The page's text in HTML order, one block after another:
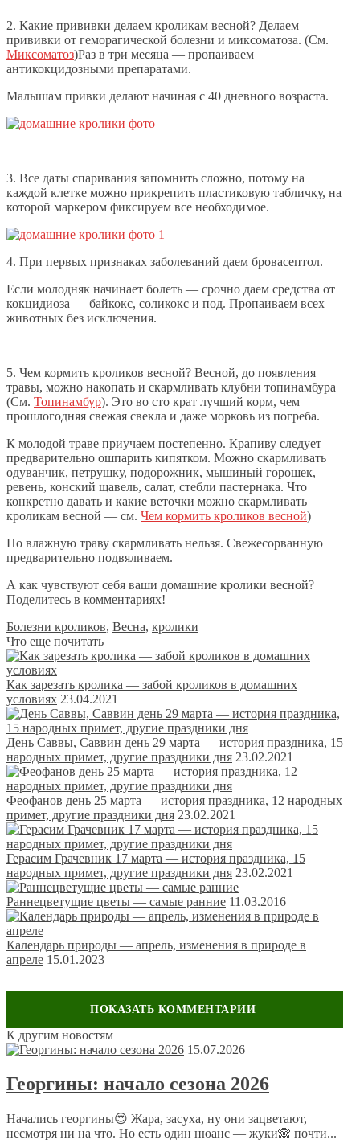
2. Какие прививки делаем кроликам весной? Делаем
прививки от геморагической болезни и миксоматоза. (См.
Миксоматоз)Раз в три месяца — пропаиваем
антикокцидозными препаратами.
Малышам привки делают начиная с 40 дневного возраста.
3. Все даты спаривания запомнить сложно, потому на
каждой клетке можно прикрепить пластиковую табличку, на
которой маркером фиксируем все необходимое.
4. При первых признаках заболеваний даем бровасептол.
Если молодняк начинает болеть — срочно даем средства от
кокцидиоза — байкокс, соликокс и под. Пропаиваем всех
животных без исключения.
5. Чем кормить кроликов весной? Весной, до появления
травы, можно накопать и скармливать клубни топинамбура
(См. Топинамбур). Это во сто крат лучший корм, чем
прошлогодняя свежая свекла и даже морковь из погреба.
К молодой траве приучаем постепенно. Крапиву следует
предварительно ошпарить кипятком. Можно скармливать
одуванчик, петрушку, подорожник, мышиный горошек,
ревень, конский щавель, салат, стебли пастернака. Что
конкретно давать и какие веточки можно скармливать
кроликам весной — см. Чем кормить кроликов весной)
Но влажную траву скармливать нельзя. Свежесорванную
предварительно подвяливаем.
А как чувствуют себя ваши домашние кролики весной?
Поделитесь в комментариях!
Болезни кроликов, Весна, кролики
Что еще почитать
Как зарезать кролика — забой кроликов в домашних
условиях 23.04.2021
День Саввы, Саввин день 29 марта — история праздника, 15
народных примет, другие праздники дня 23.02.2021
Феофанов день 25 марта — история праздника, 12 народных
примет, другие праздники дня 23.02.2021
Герасим Грачевник 17 марта — история праздника, 15
народных примет, другие праздники дня 23.02.2021
Раннецветущие цветы — самые ранние 11.03.2016
Календарь природы — апрель, изменения в природе в
апреле 15.01.2023
Оставить комментарий
Ваш адрес email не будет опубликован.
Обязательные поля
помечены*
Комментарий*
К другим новостям
15.07.2026
Георгины: начало сезона 2026
Начались георгины😍 Жара, засуха, ну они зацветают,
несмотря ни на что. Но есть один нюанс — жуки🙈 почти...